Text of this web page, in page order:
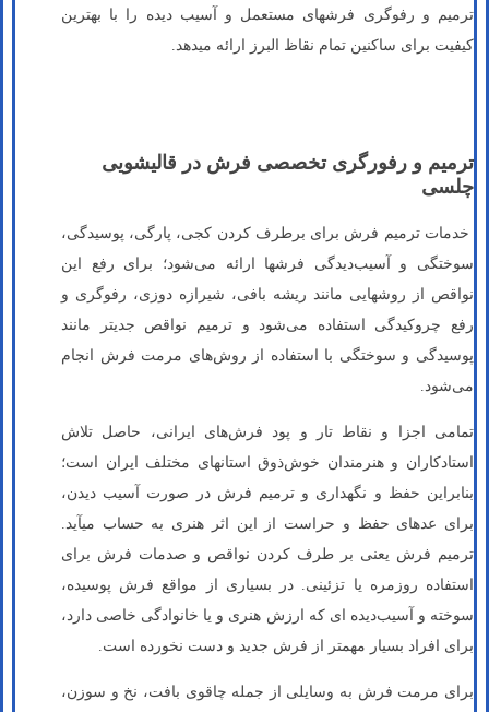
ترمیم و رفوگری فرش­های مستعمل و آسیب دیده را با بهترین
کیفیت برای ساکنین تمام نقاظ البرز ارائه می­دهد.
ترمیم و رفورگری تخصصی فرش در قالیشویی
چلسی
خدمات ترمیم فرش برای برطرف کردن کجی، پارگی، پوسیدگی،
سوختگی و آسیب‌دیدگی فرش­ها ارائه می‌شود؛ برای رفع این
نواقص از روش­هایی مانند ریشه بافی، شیرازه دوزی، رفوگری و
رفع چروکیدگی استفاده می‌شود و ترمیم نواقص جدی­تر مانند
پوسیدگی و سوختگی با استفاده از روش‌های مرمت فرش انجام
می‌شود.
تمامی اجزا و نقاط تار و پود فرش‌های ایرانی، حاصل تلاش
استادکاران و هنرمندان خوش‌ذوق استان­های مختلف ایران است؛
بنابراین حفظ و نگهداری و ترمیم فرش در صورت آسیب دیدن،
برای عده­ای حفظ و حراست از این اثر هنری به حساب می­آید.
ترمیم فرش یعنی بر طرف کردن نواقص و صدمات فرش برای
استفاده روزمره یا تزئینی. در بسیاری از مواقع فرش پوسیده،
سوخته و آسیب‌دیده ای که ارزش هنری و یا خانوادگی خاصی دارد،
برای افراد بسیار مهمتر از فرش جدید و دست نخورده است.
برای مرمت فرش به وسایلی از جمله چاقوی بافت، نخ و سوزن،